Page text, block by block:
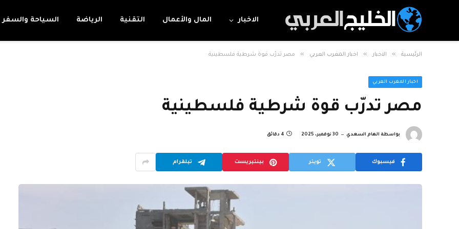
الاخبار المال والأعمال التقنية الرياضة السياحة والسفر
الرئيسية » الاخبار » اخبار المغرب العربي » مصر تدرّب قوة شرطية فلسطينية
اخبار المغرب العربي
مصر تدرّب قوة شرطية فلسطينية
بواسطة الهام السعدي 30 نوفمبر، 2025 4 دقائق
فيسبوك تويتر بينتيريست تيلقرام